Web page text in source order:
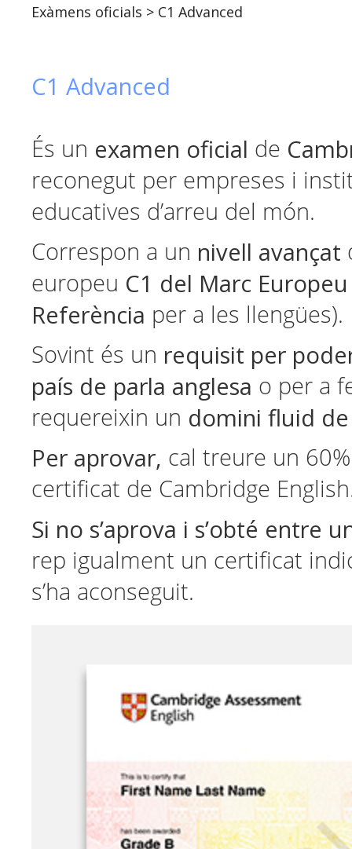
Exàmens oficials > C1 Advanced
C1 Advanced
És un examen oficial de
reconegut per empreses i
educatives d’arreu del món.
Correspon a un nivell avançat
europeu C1 del Marc
Referència per a les llengües).
Sovint és un requisit per
país de parla anglesa o per a
requereixin un domini fluid de
Per aprovar, cal treure un
certificat de Cambridge
Si no s’aprova i s’obté entre
rep igualment un certificat
s’ha aconseguit.